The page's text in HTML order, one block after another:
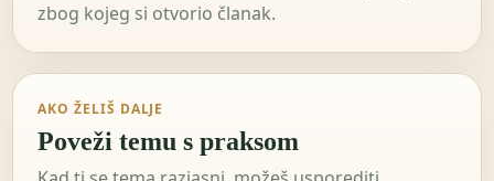
zbog kojeg si otvorio članak.
AKO ŽELIŠ DALJE
Poveži temu s praksom